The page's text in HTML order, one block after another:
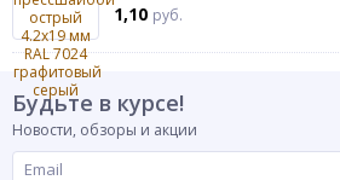
1,10 руб.
Будьте в курсе!
Новости, обзоры и акции